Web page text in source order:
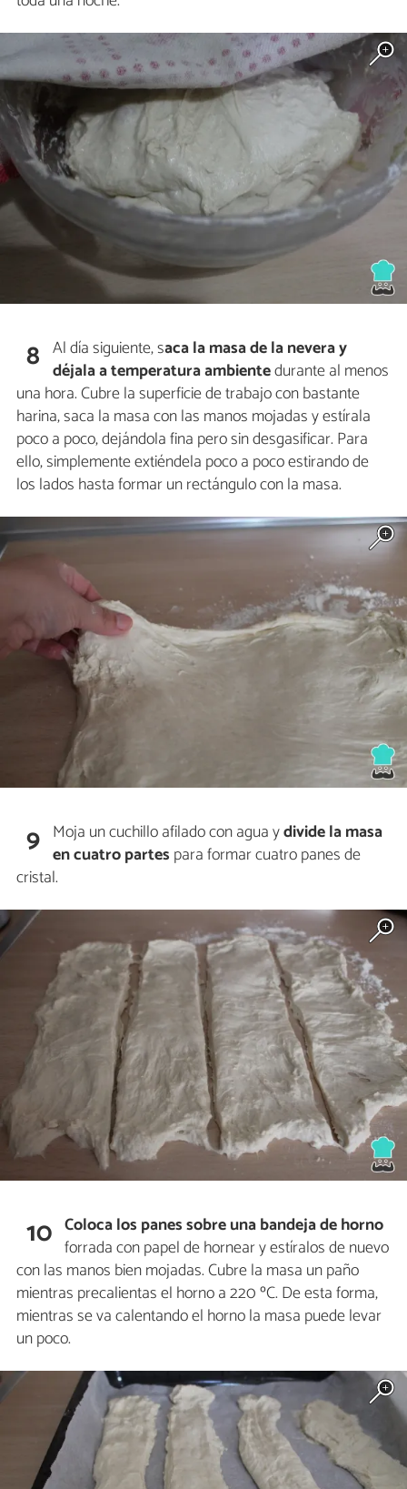
8 Al día siguiente, saca la masa de la nevera y
déjala a temperatura ambientedurante al menos
una hora. Cubre la superficie de trabajo con bastante
harina, saca la masa con las manos mojadas y estírala
poco a poco, dejándola fina pero sin desgasificar. Para
ello, simplemente extiéndela poco a poco estirando de
los lados hasta formar un rectángulo con la masa.
9 Moja un cuchillo afilado con agua ydivide la masa
en cuatro partes para formar cuatro panes de
cristal.
10 Coloca los panes sobre una bandeja de horno
forrada con papel de hornear y estíralos de nuevo
con las manos bien mojadas. Cubre la masa un paño
mientras precalientas el horno a 220 ºC. De esta forma,
mientras se va calentando el horno la masa puede levar
un poco.